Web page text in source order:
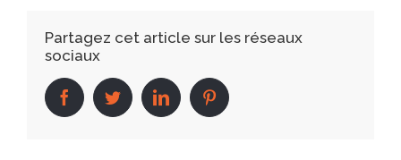
Partagez cet article sur les réseaux
sociaux
facebooktwitter linkedin pinterest